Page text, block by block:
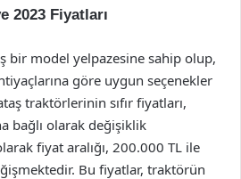
2023 Fiyatları
bir model yelpazesine sahip olup,
göre uygun seçenekler
traktörlerinin sıfır fiyatları,
bağlı olarak değişiklik
fiyat aralığı, 200.000 TL ile
Bu fiyatlar, traktörün